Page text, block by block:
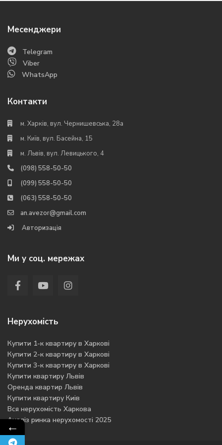
Месенджери
Telegram
Viber
WhatsApp
Контакти
м. Харків, вул. Чернишевська, 28а
м. Київ, вул. Басейна, 15
м. Львів, вул. Левицького, 4
(098) 558-50-50
(099) 558-50-50
(063) 558-50-50
an.avezor@gmail.com
Авторизація
Ми у соц. мережах
Нерухомість
Купити 1-к квартиру в Харкові
Купити 2-к квартиру в Харкові
Купити 3-к квартиру в Харкові
Купити квартиру Львів
Оренда квартир Львів
Купити квартиру Киів
Вся нерухомість Харкова
Аналіз ринка нерухомості 2025
←